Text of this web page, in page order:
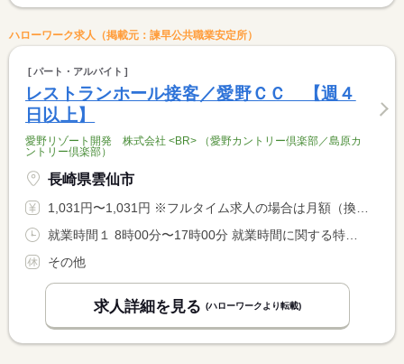
ハローワーク求人（掲載元：諫早公共職業安定所）
パート・アルバイト
レストランホール接客／愛野ＣＣ 【週４
日以上】
愛野リゾート開発 株式会社 <BR> （愛野カントリー倶楽部／島原カ
ントリー倶楽部）
長崎県雲仙市
1,031円〜1,031円 ※フルタイム求人の場合は月額（換算額）、パート求人の場合は時間額を表示しています。
その他
求人詳細を見る (ハローワークより転載)